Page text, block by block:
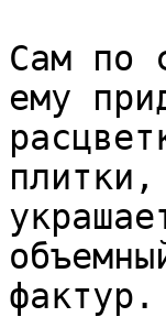
Сам по
ему
фактур.